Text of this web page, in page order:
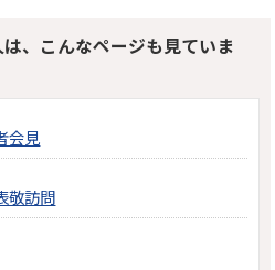
、こんなページも見ていま
会見
敬訪問